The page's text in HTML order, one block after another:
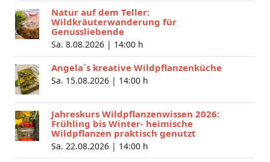
Natur auf dem Teller:
Wildkräuterwanderung für
Genussliebende
Sa. 8.08.2026 | 14:00 h
Angela´s kreative Wildpflanzenküche
Sa. 15.08.2026 | 14:00 h
Jahreskurs Wildpflanzenwissen 2026:
Frühling bis Winter- heimische
Wildpflanzen praktisch genutzt
Sa. 22.08.2026 | 14:00 h